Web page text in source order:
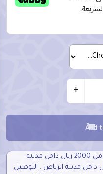
+
Add
توصيل مجاني على طلبات أكثر من 2000 ريال داخل مدينة
. رسوم توصيل 150 ريال داخل مدينة الرياض . التوصيل